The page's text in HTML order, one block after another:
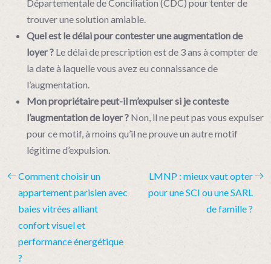
Départementale de Conciliation (CDC) pour tenter de
trouver une solution amiable.
Quel est le délai pour contester une augmentation de
loyer ? Le délai de prescription est de 3 ans à compter de
la date à laquelle vous avez eu connaissance de
l’augmentation.
Mon propriétaire peut-il m’expulser si je conteste
l’augmentation de loyer ? Non, il ne peut pas vous expulser
pour ce motif, à moins qu’il ne prouve un autre motif
légitime d’expulsion.
Comment choisir un
appartement parisien avec
baies vitrées alliant
confort visuel et
performance énergétique
?
LMNP : mieux vaut opter
pour une SCI ou une SARL
de famille ?